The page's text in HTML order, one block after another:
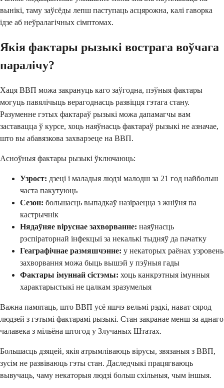
вынікі, таму заўсёды лепш паступаць асцярожна, калі гаворка
ідзе аб неўралагічных сімптомах.
Якія фактары рызыкі вострага воўчага
паралічу?
Хаця ВВП можа закрануць каго заўгодна, пэўныя фактары
могуць павялічыць верагоднасць развіцця гэтага стану.
Разуменне гэтых фактараў рызыкі можа дапамагчы вам
заставацца ў курсе, хоць наяўнасць фактараў рызыкі не азначае,
што вы абавязкова захварэеце на ВВП.
Асноўныя фактары рызыкі ўключаюць:
Узрост: дзеці і маладыя людзі малодш за 21 год найбольш
часта пакутуюць
Сезон: большасць выпадкаў назіраецца з жніўня па
кастрычнік
Нядаўняе віруснае захворванне: наяўнасць
рэспіраторнай інфекцыі за некалькі тыдняў да пачатку
Геаграфічнае размяшчэнне: у некаторых раёнах узровень
захворвання можа быць вышэй у пэўныя гады
Фактары імуннай сістэмы: хоць канкрэтныя імунныя
характарыстыкі не цалкам зразумелыя
Важна памятаць, што ВВП усё яшчэ вельмі рэдкі, нават сярод
людзей з гэтымі фактарамі рызыкі. Стан закранае менш за аднаго
чалавека з мільёна штогод у Злучаных Штатах.
Большасць дзяцей, якія атрымліваюць вірусы, звязаныя з ВВП,
зусім не развіваюць гэты стан. Даследчыкі працягваюць
вывучаць, чаму некаторыя людзі больш схільныя, чым іншыя.